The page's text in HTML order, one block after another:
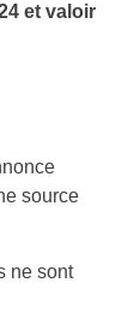
et valoir
source
ne sont